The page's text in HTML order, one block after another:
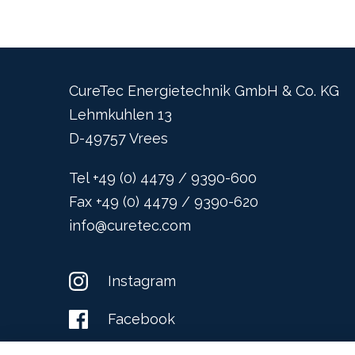
CureTec Energietechnik GmbH & Co. KG
Lehmkuhlen 13
D-49757 Vrees
Tel +49 (0) 4479 / 9390-600
Fax +49 (0) 4479 / 9390-620
info@curetec.com
Instagram
Facebook